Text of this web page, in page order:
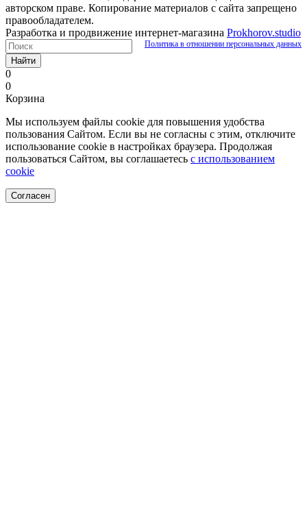
авторском праве. Копирование материалов с сайта запрещено
правообладателем.
Разработка и продвижение интернет-магазина Prokhorov.studio
Политика в отношении персональных данных
Найти
0
0
Корзина
Мы используем файлы cookie для повышения удобства
пользования Сайтом. Если вы не согласны с этим, отключите
использование cookie в настройках браузера. Продолжая
пользоваться Сайтом, вы соглашаетесь с использованием
cookie
Согласен